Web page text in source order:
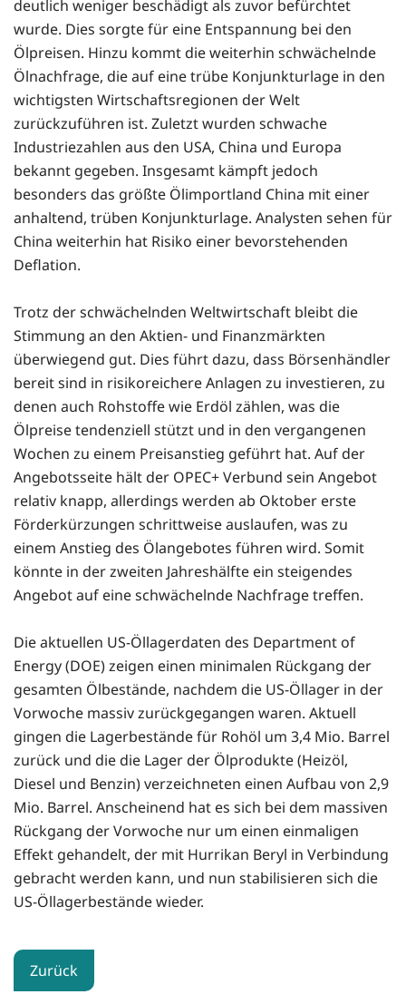
deutlich weniger beschädigt als zuvor befürchtet
wurde. Dies sorgte für eine Entspannung bei den
Ölpreisen. Hinzu kommt die weiterhin schwächelnde
Ölnachfrage, die auf eine trübe Konjunkturlage in den
wichtigsten Wirtschaftsregionen der Welt
zurückzuführen ist. Zuletzt wurden schwache
Industriezahlen aus den USA, China und Europa
bekannt gegeben. Insgesamt kämpft jedoch
besonders das größte Ölimportland China mit einer
anhaltend, trüben Konjunkturlage. Analysten sehen für
China weiterhin hat Risiko einer bevorstehenden
Deflation.
Trotz der schwächelnden Weltwirtschaft bleibt die
Stimmung an den Aktien- und Finanzmärkten
überwiegend gut. Dies führt dazu, dass Börsenhändler
bereit sind in risikoreichere Anlagen zu investieren, zu
denen auch Rohstoffe wie Erdöl zählen, was die
Ölpreise tendenziell stützt und in den vergangenen
Wochen zu einem Preisanstieg geführt hat. Auf der
Angebotsseite hält der OPEC+ Verbund sein Angebot
relativ knapp, allerdings werden ab Oktober erste
Förderkürzungen schrittweise auslaufen, was zu
einem Anstieg des Ölangebotes führen wird. Somit
könnte in der zweiten Jahreshälfte ein steigendes
Angebot auf eine schwächelnde Nachfrage treffen.
Die aktuellen US-Öllagerdaten des Department of
Energy (DOE) zeigen einen minimalen Rückgang der
gesamten Ölbestände, nachdem die US-Öllager in der
Vorwoche massiv zurückgegangen waren. Aktuell
gingen die Lagerbestände für Rohöl um 3,4 Mio. Barrel
zurück und die die Lager der Ölprodukte (Heizöl,
Diesel und Benzin) verzeichneten einen Aufbau von 2,9
Mio. Barrel. Anscheinend hat es sich bei dem massiven
Rückgang der Vorwoche nur um einen einmaligen
Effekt gehandelt, der mit Hurrikan Beryl in Verbindung
gebracht werden kann, und nun stabilisieren sich die
US-Öllagerbestände wieder.
Zurück